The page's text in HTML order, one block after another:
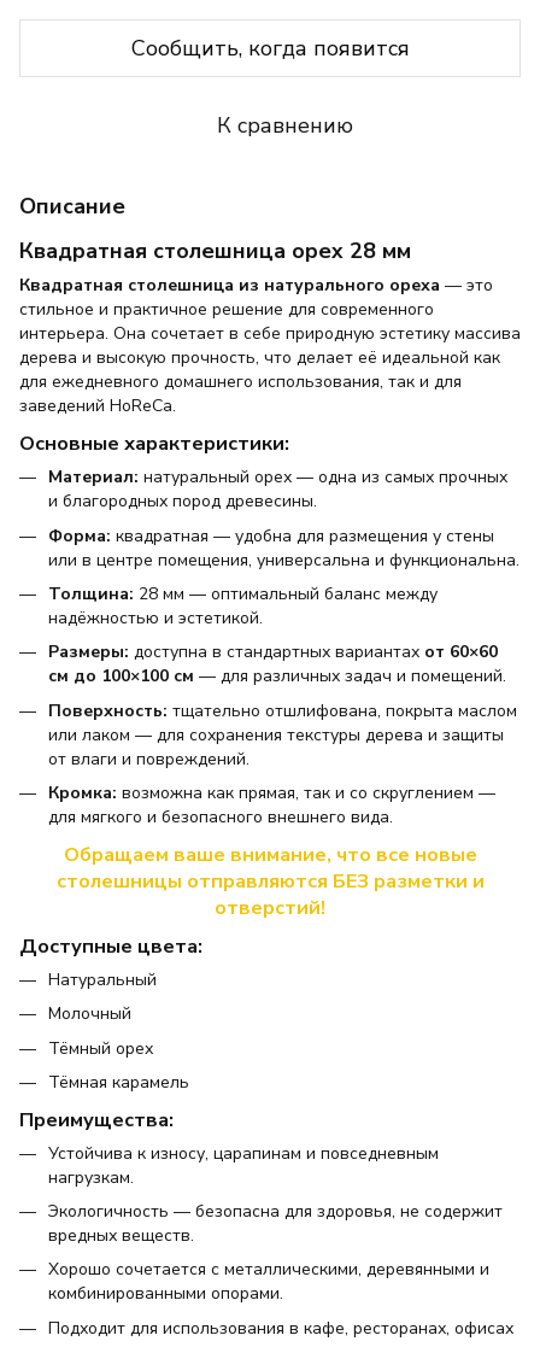
Сообщить, когда появится
К сравнению
Описание
Квадратная столешница орех 28 мм
Квадратная столешница из натурального ореха — это
стильное и практичное решение для современного
интерьера. Она сочетает в себе природную эстетику массива
дерева и высокую прочность, что делает её идеальной как
для ежедневного домашнего использования, так и для
заведений HoReCa.
Основные характеристики:
Материал: натуральный орех — одна из самых прочных
и благородных пород древесины.
Форма: квадратная — удобна для размещения у стены
или в центре помещения, универсальна и функциональна.
Толщина: 28 мм — оптимальный баланс между
надёжностью и эстетикой.
Размеры: доступна в стандартных вариантах от 60×60
см до 100×100 см — для различных задач и помещений.
Поверхность: тщательно отшлифована, покрыта маслом
или лаком — для сохранения текстуры дерева и защиты
от влаги и повреждений.
Кромка: возможна как прямая, так и со скруглением —
для мягкого и безопасного внешнего вида.
Обращаем ваше внимание, что все новые
столешницы отправляются БЕЗ разметки и
отверстий!
Доступные цвета:
Натуральный
Молочный
Тёмный орех
Тёмная карамель
Преимущества:
Устойчива к износу, царапинам и повседневным
нагрузкам.
Экологичность — безопасна для здоровья, не содержит
вредных веществ.
Хорошо сочетается с металлическими, деревянными и
комбинированными опорами.
Подходит для использования в кафе, ресторанах, офисах